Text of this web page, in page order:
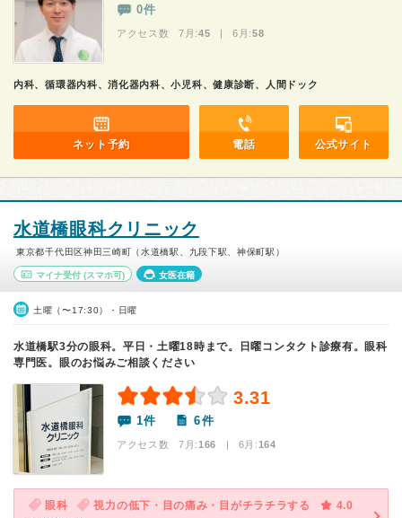
0件
アクセス数 7月:45 | 6月:58
内科、循環器内科、消化器内科、小児科、健康診断、人間ドック
ネット予約 電話 公式サイト
水道橋眼科クリニック
東京都千代田区神田三崎町（水道橋駅、九段下駅、神保町駅）
マイナ受付 (スマホ可) 女医在籍
土曜（〜17:30）・日曜
水道橋駅3分の眼科。平日・土曜18時まで。日曜コンタクト診療有。眼科
専門医。眼のお悩みご相談ください
3.31
1件 6件
アクセス数 7月:166 | 6月:164
眼科 視力の低下・目の痛み・目がチラチラする
4.0